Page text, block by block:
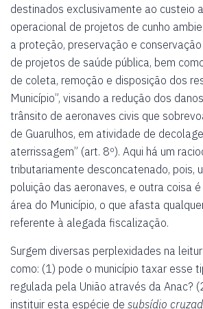
destinados exclusivamente ao custeio
operacional de projetos de cunho
a proteção, preservação e
de projetos de saúde pública, bem
de coleta, remoção e disposição dos
Município”, visando a redução dos
trânsito de aeronaves civis que
de Guarulhos, em atividade de
aterrissagem” (art. 8º). Aqui há um
tributariamente desconcatenado, pois,
poluição das aeronaves, e outra coisa
área do Município, o que afasta
referente à alegada fiscalização.
Surgem diversas perplexidades na
como: (1) pode o município taxar esse
regulada pela União através da Anac?
instituir esta espécie de subsídio